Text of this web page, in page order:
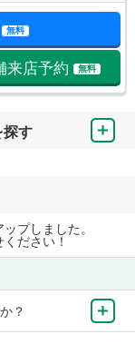
無料
来店予約 無料
探す
プしました。
ださい！
？